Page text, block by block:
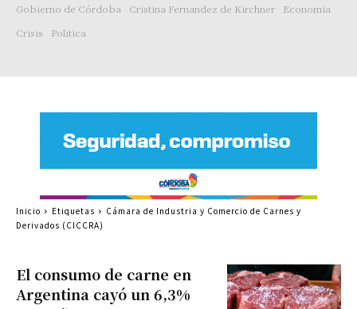
Gobierno de Córdoba
Cristina Fernandez de Kirchner
Economía
Crisis
Politica
El consumo de carne en
Argentina cayó un 6,3%
Inicio Etiquetas
Cámara de Industria y Comercio de Carnes y
Derivados (CICCRA)